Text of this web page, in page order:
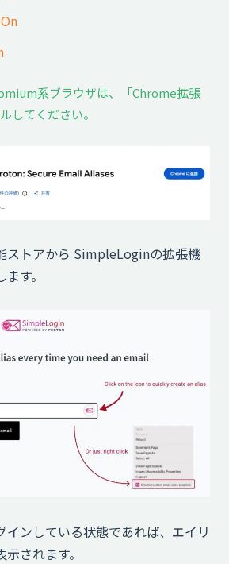
系ブラウザは、「Chrome拡張
してください。
ストアから SimpleLoginの拡張機
す。
ンしている状態であれば、エイリ
されます。